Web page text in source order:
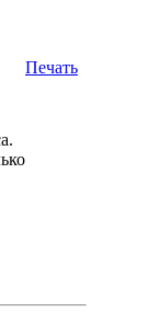
Печать